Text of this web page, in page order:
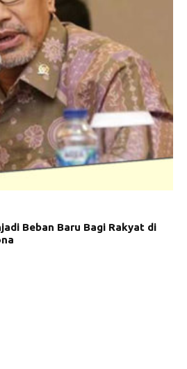
Beban Baru Bagi Rakyat di